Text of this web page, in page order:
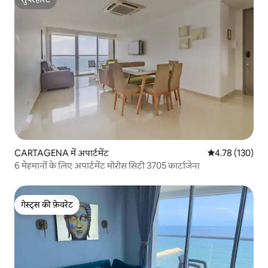
सुपरहोस्ट
CARTAGENA में अपार्टमेंट औसत रेटिंग 5 में से
4.78 (130)
6 मेहमानों के लिए अपार्टमेंट मोरोस सिटी 3705 कार्टाजेना
गेस्ट्स की फ़ेवरेट
गेस्ट्स की फ़ेवरेट